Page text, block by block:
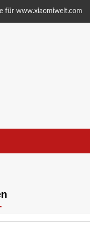
für www.xiaomiwelt.com